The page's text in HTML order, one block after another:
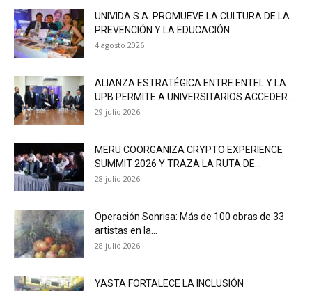
UNIVIDA S.A. PROMUEVE LA CULTURA DE LA
PREVENCIÓN Y LA EDUCACIÓN...
4 agosto 2026
ALIANZA ESTRATÉGICA ENTRE ENTEL Y LA
UPB PERMITE A UNIVERSITARIOS ACCEDER...
29 julio 2026
MERU COORGANIZA CRYPTO EXPERIENCE
SUMMIT 2026 Y TRAZA LA RUTA DE...
28 julio 2026
Operación Sonrisa: Más de 100 obras de 33
artistas en la...
28 julio 2026
YASTA FORTALECE LA INCLUSIÓN